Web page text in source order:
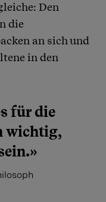
Den
die
an sich und
in den
für die
wichtig,